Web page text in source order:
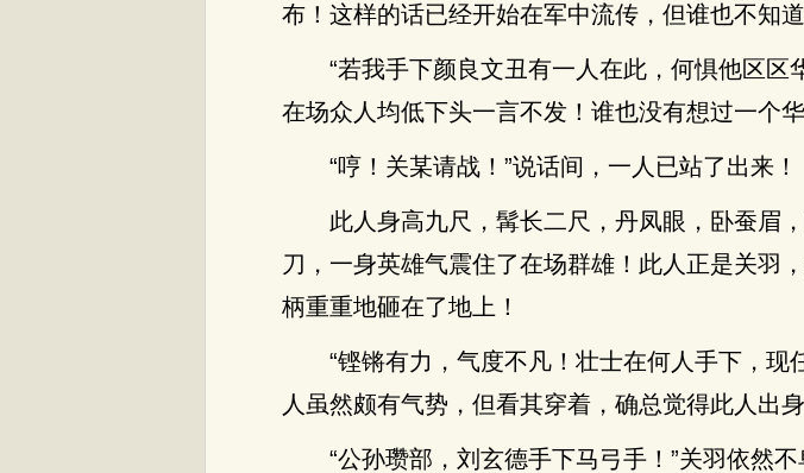
布！这样的话已经开始在军中流传，但谁也不知道
“若我手下颜良文丑有一人在此，何惧他区区
在场众人均低下头一言不发！谁也没有想过一个
“哼！关某请战！”说话间，一人已站了出来！
此人身高九尺，髯长二尺，丹凤眼，卧蚕眉
刀，一身英雄气震住了在场群雄！此人正是关羽
柄重重地砸在了地上！
“铿锵有力，气度不凡！壮士在何人手下，现
人虽然颇有气势，但看其穿着，确总觉得此人出身
“公孙瓒部，刘玄德手下马弓手！”关羽依然不